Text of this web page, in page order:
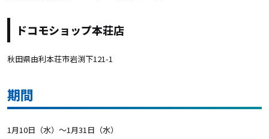
ドコモショップ本荘店
秋田県由利本荘市岩渕下121-1
期間
1月10日（水）〜1月31日（水）